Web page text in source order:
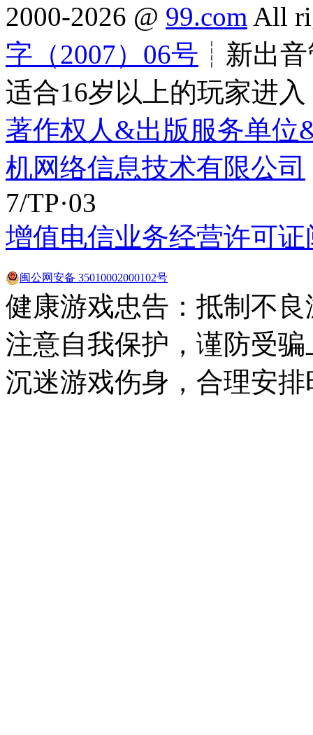
2000-2026 @ 99.com All
字（2007）06号 ┊新出
适合16岁以上的玩家进入
著作权人&出版服务单位
机网络信息技术有限公司
7/TP·03
增值电信业务经营许可证
闽公网安备 35010002000102号
健康游戏忠告：抵制不
注意自我保护，谨防受
沉迷游戏伤身，合理安